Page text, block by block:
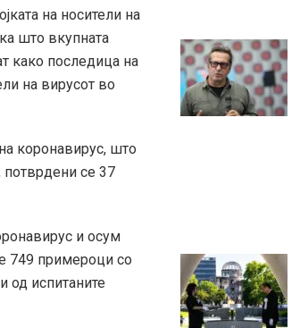
на носители на
што вкупната
како последица на
на вирусот во
коронавирус, што
потврдени се 37
и осум
749 примероци со
од испитаните